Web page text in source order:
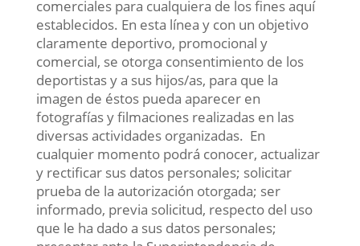
comerciales para cualquiera de los fines aquí
establecidos. En esta línea y con un objetivo
claramente deportivo, promocional y
comercial, se otorga consentimiento de los
deportistas y a sus hijos/as, para que la
imagen de éstos pueda aparecer en
fotografías y filmaciones realizadas en las
diversas actividades organizadas. En
cualquier momento podrá conocer, actualizar
y rectificar sus datos personales; solicitar
prueba de la autorización otorgada; ser
informado, previa solicitud, respecto del uso
que le ha dado a sus datos personales;